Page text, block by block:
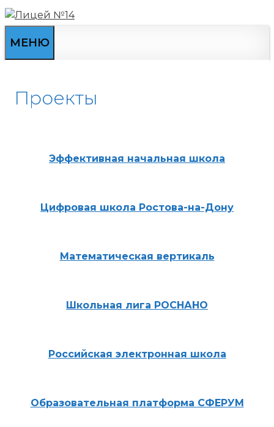
Перейти
к
содержимому
МЕНЮ
Проекты
Эффективная начальная школа
Цифровая школа Ростова-на-Дону
Математическая вертикаль
Школьная лига РОСНАНО
Российская электронная школа
Образовательная платформа СФЕРУМ